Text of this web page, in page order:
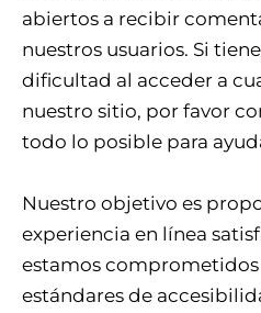
abiertos a recibir
nuestros usuarios. Si
dificultad al acceder a
nuestro sitio, por favor
todo lo posible para
Nuestro objetivo es
experiencia en línea
estamos
estándares de